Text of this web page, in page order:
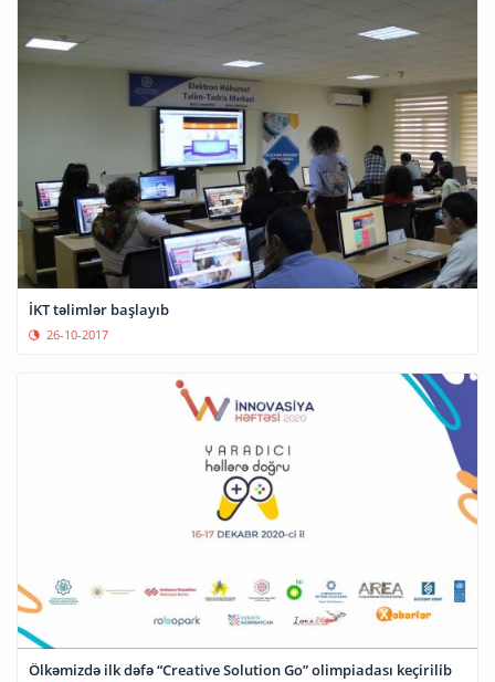
İKT təlimlər başlayıb
26-10-2017
Ölkəmizdə ilk dəfə “Creative Solution Go” olimpiadası keçirilib